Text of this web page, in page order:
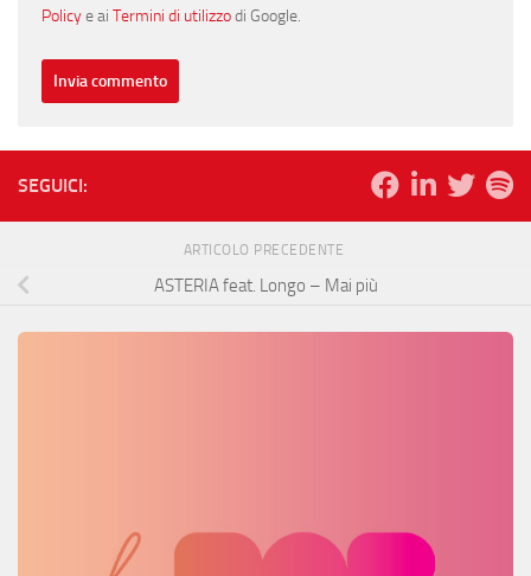
Policye ai Termini di utilizzodi Google.
SEGUICI:
ARTICOLO PRECEDENTE
ASTERIA feat. Longo – Mai più